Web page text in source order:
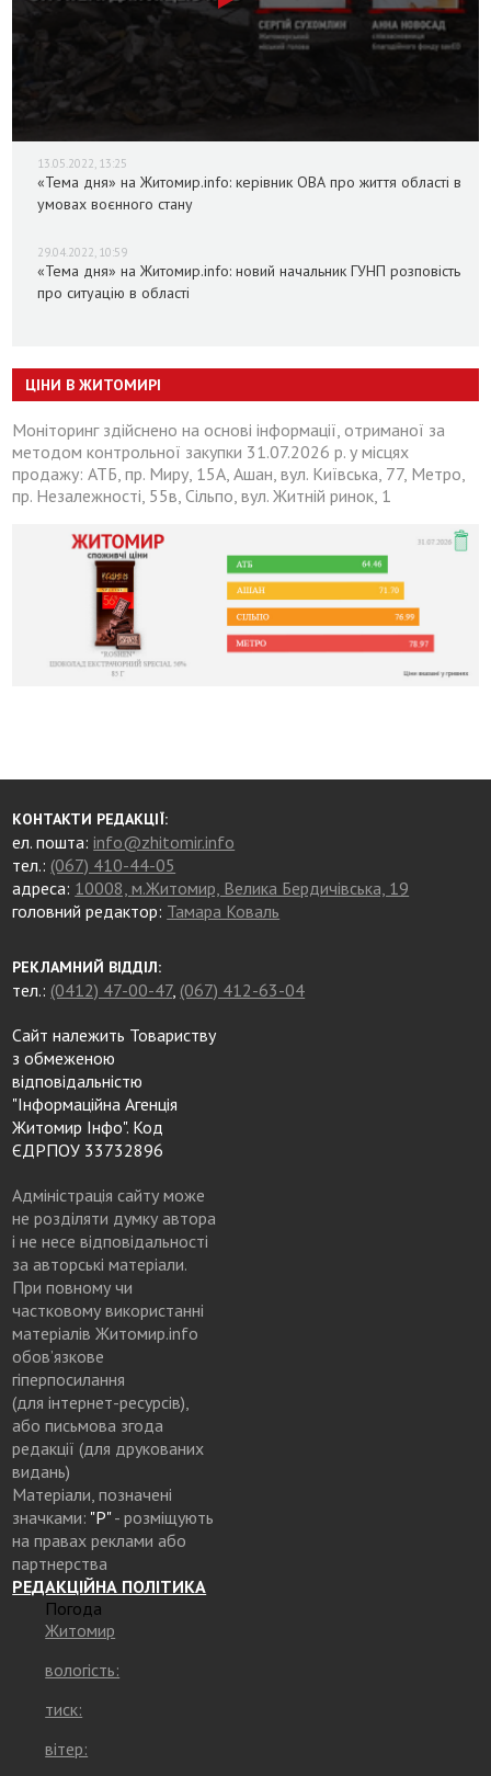
13.05.2022, 13:25
«Тема дня» на Житомир.info: керівник ОВА про життя області в
умовах воєнного стану
29.04.2022, 10:59
«Тема дня» на Житомир.info: новий начальник ГУНП розповість
про ситуацію в області
ЦІНИ В ЖИТОМИРІ
Моніторинг здійснено на основі інформації, отриманої за
методом контрольної закупки 31.07.2026 р. у місцях
продажу: АТБ, пр. Миру, 15А, Ашан, вул. Київська, 77, Метро,
пр. Незалежності, 55в, Сільпо, вул. Житній ринок, 1
КОНТАКТИ РЕДАКЦІЇ:
ел. пошта:info@zhitomir.info
тел.: (067) 410-44-05
адреса: 10008, м.Житомир, Велика Бердичівська, 19
головний редактор: Тамара Коваль
РЕКЛАМНИЙ ВІДДІЛ:
тел.: (0412) 47-00-47, (067) 412-63-04
Сайт належить Товариству
з обмеженою
відповідальністю
"Інформаційна Агенція
Житомир Інфо". Код
ЄДРПОУ 33732896
Адміністрація сайту може
не розділяти думку автора
і не несе відповідальності
за авторські матеріали.
При повному чи
частковому використанні
матеріалів Житомир.info
обов’язкове
гіперпосилання
(для інтернет-ресурсів),
або письмова згода
редакції (для друкованих
видань)
Матеріали, позначені
значками: "Р"- розміщують
на правах реклами або
партнерства
РЕДАКЦІЙНА ПОЛІТИКА
Погода
Житомир
вологість:
тиск:
вітер: